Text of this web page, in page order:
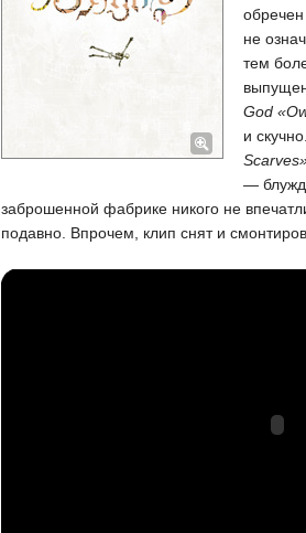
не
тем
God
и
—
заброшенной фабрике никого не
подавно. Впрочем, клип снят и